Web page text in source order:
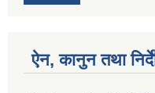
ऐन, कानुन तथा